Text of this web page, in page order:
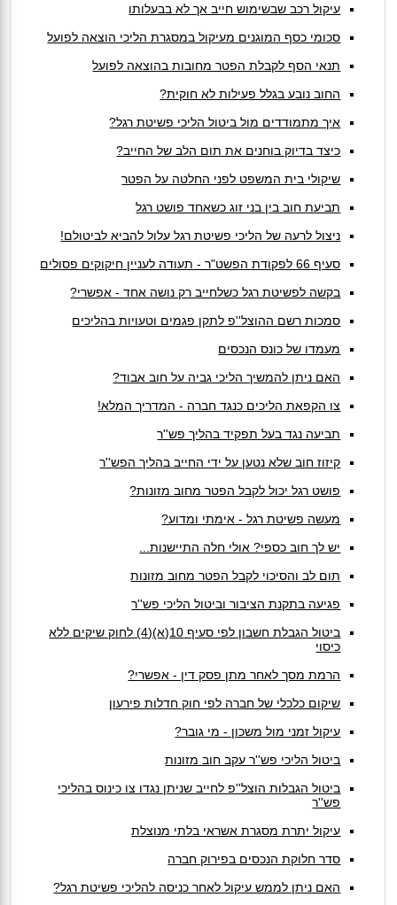
עיקול רכב שבשימוש חייב אך לא בבעלותו
סכומי כסף המוגנים מעיקול במסגרת הליכי הוצאה לפועל
תנאי הסף לקבלת הפטר מחובות בהוצאה לפועל
החוב נובע בגלל פעילות לא חוקית?
איך מתמודדים מול ביטול הליכי פשיטת רגל?
כיצד בדיוק בוחנים את תום הלב של החייב?
שיקולי בית המשפט לפני החלטה על הפטר
תביעת חוב בין בני זוג כשאחד פושט רגל
ניצול לרעה של הליכי פשיטת רגל עלול להביא לביטולם!
סעיף 66 לפקודת הפשט"ר - תעודה לעניין חיקוקים פסולים
בקשה לפשיטת רגל כשלחייב רק נושה אחד - אפשרי?
סמכות רשם ההוצל''פ לתקן פגמים וטעויות בהליכים
מעמדו של כונס הנכסים
האם ניתן להמשיך הליכי גביה על חוב אבוד?
צו הקפאת הליכים כנגד חברה - המדריך המלא!
תביעה נגד בעל תפקיד בהליך פש''ר
קיזוז חוב שלא נטען על ידי החייב בהליך הפש''ר
פושט רגל יכול לקבל הפטר מחוב מזונות?
מעשה פשיטת רגל - אימתי ומדוע?
יש לך חוב כספי? אולי חלה התיישנות...
תום לב והסיכוי לקבל הפטר מחוב מזונות
פגיעה בתקנת הציבור וביטול הליכי פש''ר
ביטול הגבלת חשבון לפי סעיף 10(א)(4) לחוק שיקים ללא
כיסוי
הרמת מסך לאחר מתן פסק דין - אפשרי?
שיקום כלכלי של חברה לפי חוק חדלות פירעון
עיקול זמני מול משכון - מי גובר?
ביטול הליכי פש''ר עקב חוב מזונות
ביטול הגבלות הוצל''פ לחייב שניתן נגדו צו כינוס בהליכי
פש''ר
עיקול יתרת מסגרת אשראי בלתי מנוצלת
סדר חלוקת הנכסים בפירוק חברה
האם ניתן לממש עיקול לאחר כניסה להליכי פשיטת רגל?